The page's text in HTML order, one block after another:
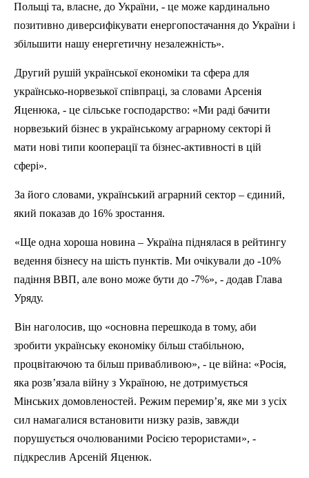
Польщі та, власне, до України, - це може кардинально
позитивно диверсифікувати енергопостачання до України і
збільшити нашу енергетичну незалежність».
Другий рушій української економіки та сфера для
українсько-норвезької співпраці, за словами Арсенія
Яценюка, - це сільське господарство: «Ми раді бачити
норвезький бізнес в українському аграрному секторі й
мати нові типи кооперації та бізнес-активності в цій
сфері».
За його словами, український аграрний сектор – єдиний,
який показав до 16% зростання.
«Ще одна хороша новина – Україна піднялася в рейтингу
ведення бізнесу на шість пунктів. Ми очікували до -10%
падіння ВВП, але воно може бути до -7%», - додав Глава
Уряду.
Він наголосив, що «основна перешкода в тому, аби
зробити українську економіку більш стабільною,
процвітаючою та більш привабливою», - це війна: «Росія,
яка розв’язала війну з Україною, не дотримується
Мінських домовленостей. Режим перемир’я, яке ми з усіх
сил намагалися встановити низку разів, завжди
порушується очолюваними Росією терористами», -
підкреслив Арсеній Яценюк.